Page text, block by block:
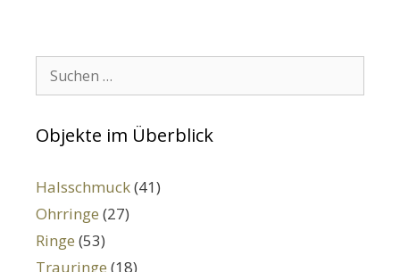
Suchen:
Objekte im Überblick
Halsschmuck(41)
Ohrringe (27)
Ringe (53)
Trauringe (18)